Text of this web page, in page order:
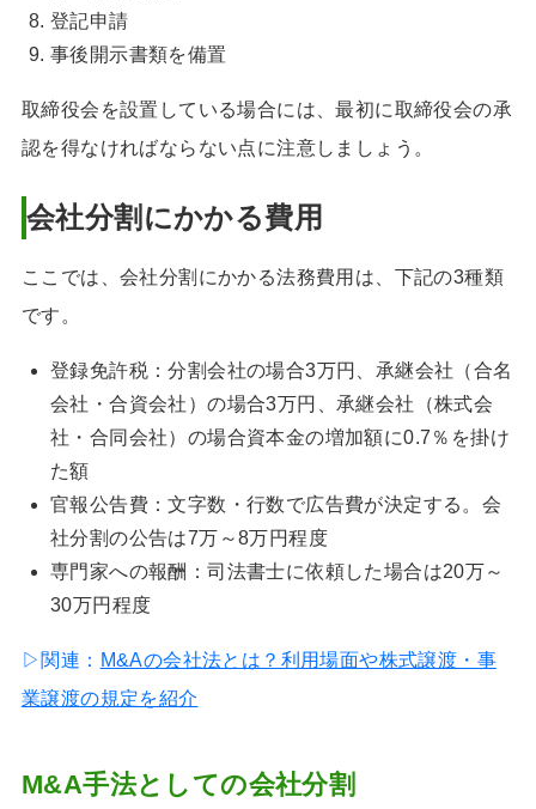
登記申請
事後開示書類を備置
取締役会を設置している場合には、最初に取締役会の承
認を得なければならない点に注意しましょう。
会社分割にかかる費用
ここでは、会社分割にかかる法務費用は、下記の3種類
です。
登録免許税：分割会社の場合3万円、承継会社（合名
会社・合資会社）の場合3万円、承継会社（株式会
社・合同会社）の場合資本金の増加額に0.7％を掛け
た額
官報公告費：文字数・行数で広告費が決定する。会
社分割の公告は7万～8万円程度
専門家への報酬：司法書士に依頼した場合は20万～
30万円程度
▷関連： M&Aの会社法とは？利用場面や株式譲渡・事
業譲渡の規定を紹介
M&A手法としての会社分割